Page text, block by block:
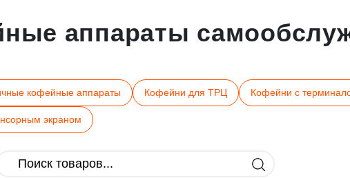
аппараты
кофейные аппараты Кофейни для ТРЦ Кофейни с
экраном